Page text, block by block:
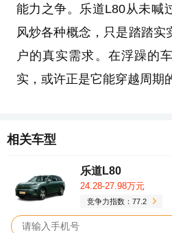
能力之争。乐道L80从未喊
风炒各种概念，只是踏踏实
户的真实需求。在浮躁的
实，或许正是它能穿越周期
相关车型
乐道L80
24.28-27.98万元
竞争力指数：77.2